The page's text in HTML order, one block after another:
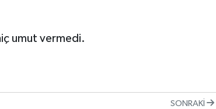
umut vermedi.
SONRAKI